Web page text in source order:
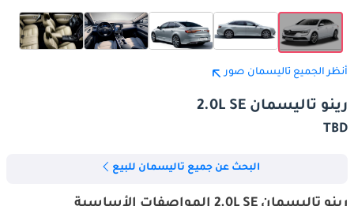
أنظر الجميع تاليسمان صور
رينو تاليسمان 2.0L SE
TBD
البحث عن جميع تاليسمان للبيع